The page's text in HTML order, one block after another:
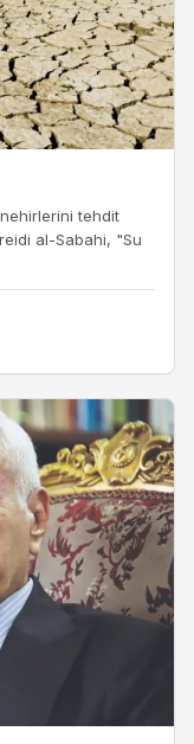
tehdit
al-Sabahi, "Su